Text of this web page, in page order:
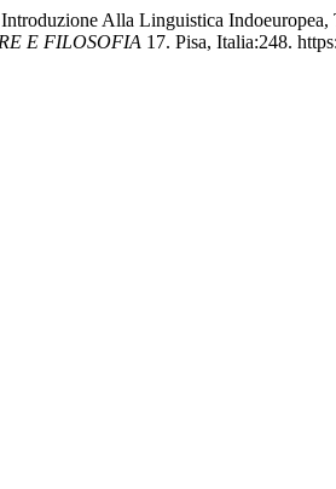
Alla Linguistica
E FILOSOFIA 17. Pisa, Italia:248.